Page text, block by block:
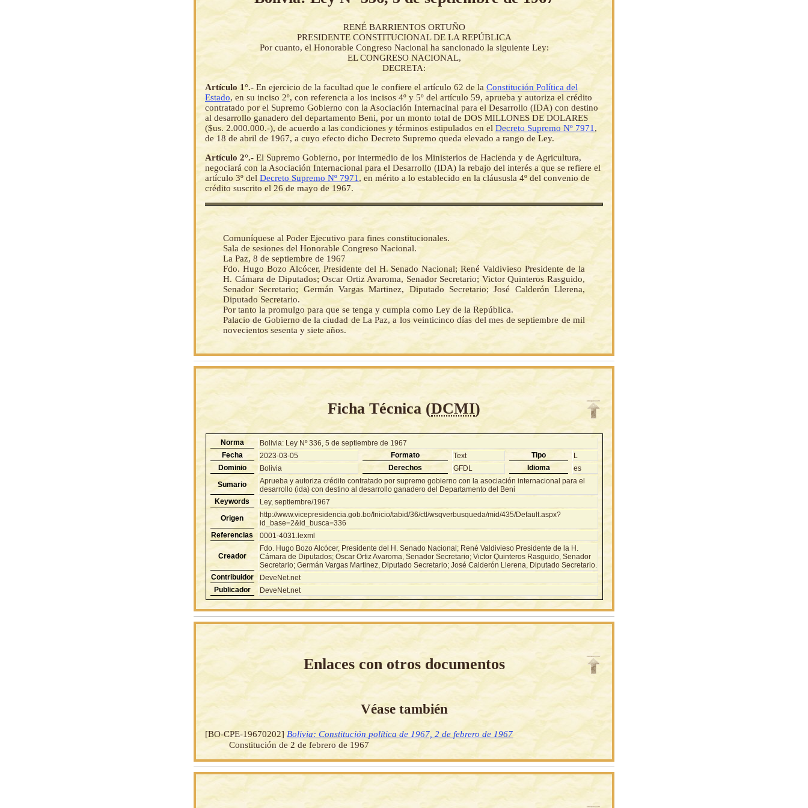
RENÉ BARRIENTOS ORTUÑO
PRESIDENTE CONSTITUCIONAL DE LA REPÚBLICA
Por cuanto, el Honorable Congreso Nacional ha sancionado la siguiente Ley:
EL CONGRESO NACIONAL,
DECRETA:
Artículo 1°.- En ejercicio de la facultad que le confiere el artículo 62 de la Constitución Política del
Estado, en su inciso 2º, con referencia a los incisos 4º y 5º del artículo 59, aprueba y autoriza el crédito
contratado por el Supremo Gobierno con la Asociación Internacinal para el Desarrollo (IDA) con destino
al desarrollo ganadero del departamento Beni, por un monto total de DOS MILLONES DE DOLARES
($us. 2.000.000.-), de acuerdo a las condiciones y términos estipulados en el Decreto Supremo Nº 7971 ,
de 18 de abril de 1967, a cuyo efecto dicho Decreto Supremo queda elevado a rango de Ley.
Artículo 2°.- El Supremo Gobierno, por intermedio de los Ministerios de Hacienda y de Agricultura,
negociará con la Asociación Internacional para el Desarrollo (IDA) la rebajo del interés a que se refiere el
artículo 3º del Decreto Supremo Nº 7971 , en mérito a lo establecido en la cláususla 4º del convenio de
crédito suscrito el 26 de mayo de 1967.
Comuníquese al Poder Ejecutivo para fines constitucionales.
Sala de sesiones del Honorable Congreso Nacional.
La Paz, 8 de septiembre de 1967
Fdo. Hugo Bozo Alcócer, Presidente del H. Senado Nacional; René Valdivieso Presidente de la
H. Cámara de Diputados; Oscar Ortiz Avaroma, Senador Secretario; Victor Quinteros Rasguido,
Senador Secretario; Germán Vargas Martinez, Diputado Secretario; José Calderón Llerena,
Diputado Secretario.
Por tanto la promulgo para que se tenga y cumpla como Ley de la República.
Palacio de Gobierno de la ciudad de La Paz, a los veinticinco días del mes de septiembre de mil
novecientos sesenta y siete años.
Ficha Técnica (DCMI)
Norma
Bolivia: Ley Nº 336, 5 de septiembre de 1967
Fecha
2023-03-05 Formato Text Tipo
L
Dominio
Bolivia Derechos GFDL Idioma
es
Sumario
Aprueba y autoriza crédito contratado por supremo gobierno con la asociación internacional para el
desarrollo (ida) con destino al desarrollo ganadero del Departamento del Beni
Keywords
Ley, septiembre/1967
Origen
http://www.vicepresidencia.gob.bo/Inicio/tabid/36/ctl/wsqverbusqueda/mid/435/Default.aspx?
id_base=2&id_busca=336
Referencias
0001-4031.lexml
Creador
Fdo. Hugo Bozo Alcócer, Presidente del H. Senado Nacional; René Valdivieso Presidente de la H.
Cámara de Diputados; Oscar Ortiz Avaroma, Senador Secretario; Victor Quinteros Rasguido, Senador
Secretario; Germán Vargas Martinez, Diputado Secretario; José Calderón Llerena, Diputado Secretario.
Contribuidor
DeveNet.net
Publicador
DeveNet.net
Enlaces con otros documentos
Véase también
[BO-CPE-19670202] Bolivia: Constitución política de 1967, 2 de febrero de 1967
Constitución de 2 de febrero de 1967